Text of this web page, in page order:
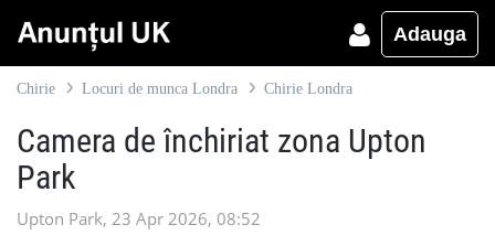
Adauga
Chirie Locuri de munca Londra Chirie Londra
Camera de închiriat zona Upton
Park
Upton Park, 23 Apr 2026, 08:52